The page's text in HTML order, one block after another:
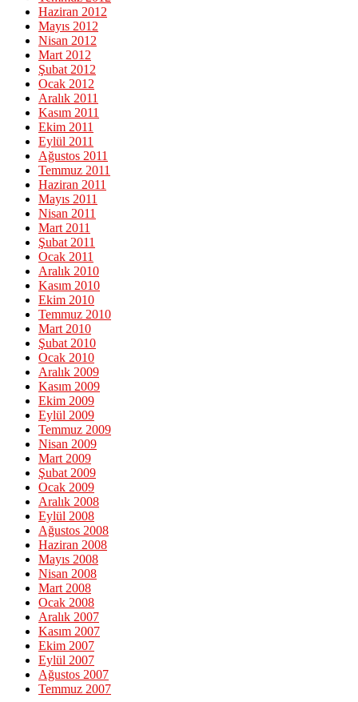
Haziran 2012
Mayıs 2012
Nisan 2012
Mart 2012
Şubat 2012
Ocak 2012
Aralık 2011
Kasım 2011
Ekim 2011
Eylül 2011
Ağustos 2011
Temmuz 2011
Haziran 2011
Mayıs 2011
Nisan 2011
Mart 2011
Şubat 2011
Ocak 2011
Aralık 2010
Kasım 2010
Ekim 2010
Temmuz 2010
Mart 2010
Şubat 2010
Ocak 2010
Aralık 2009
Kasım 2009
Ekim 2009
Eylül 2009
Temmuz 2009
Nisan 2009
Mart 2009
Şubat 2009
Ocak 2009
Aralık 2008
Eylül 2008
Ağustos 2008
Haziran 2008
Mayıs 2008
Nisan 2008
Mart 2008
Ocak 2008
Aralık 2007
Kasım 2007
Ekim 2007
Eylül 2007
Ağustos 2007
Temmuz 2007